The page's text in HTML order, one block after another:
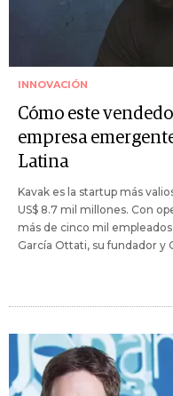
INNOVACIÓN
Cómo este
empresa
Latina
Kavak es la startup más
US$ 8.7 mil millones. Con
más de cinco mil
García Ottati, su fundador y